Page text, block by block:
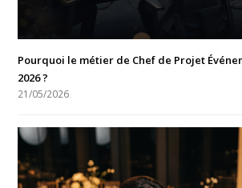
Pourquoi le métier de Chef de Projet
2026 ?
21/05/2026